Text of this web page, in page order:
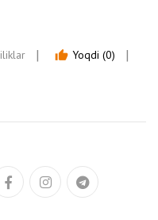
thumb_up Yoqdi (0)